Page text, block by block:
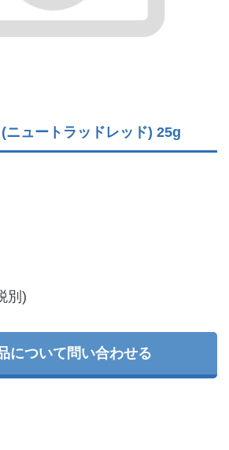
ニュートラッドレッド) 25g
別)
について問い合わせる